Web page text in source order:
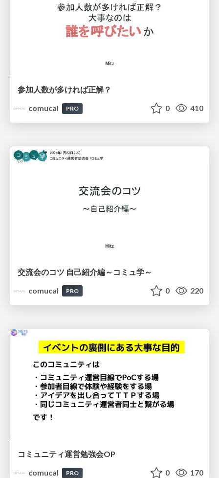
参加人数が多ければ正解？
comucal
PRO 0 410
交流会のコツ 自己紹介編～コミュ学～
comucal
PRO 0 220
コミュニティ運営勉強会OP
comucal
PRO 0 170